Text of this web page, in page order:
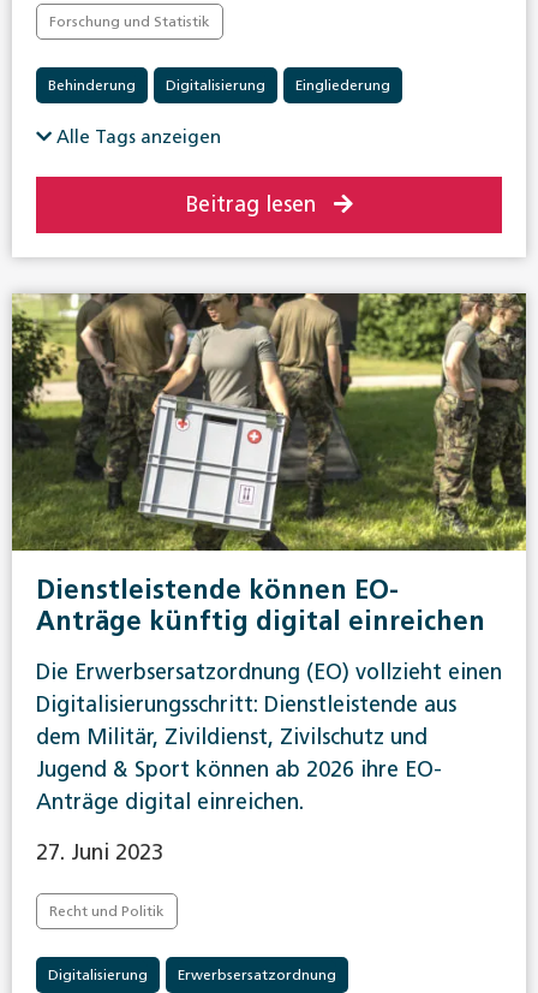
Forschung und Statistik
Behinderung Digitalisierung Eingliederung
Invalidenversicherung
Alle Tags anzeigen
Beitrag lesen
Dienstleistende können EO-
Anträge künftig digital einreichen
Die Erwerbsersatzordnung (EO) vollzieht einen
Digitalisierungsschritt: Dienstleistende aus
dem Militär, Zivildienst, Zivilschutz und
Jugend & Sport können ab 2026 ihre EO-
Anträge digital einreichen.
27. Juni 2023
Recht und Politik
Digitalisierung Erwerbsersatzordnung